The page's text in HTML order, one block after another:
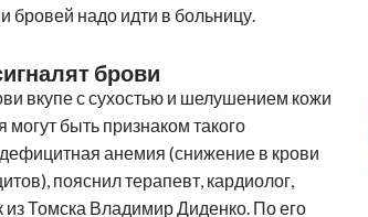
бровей надо идти в больницу.
брови
вкупе с сухостью и шелушением кожи
могут быть признаком такого
анемия (снижение в крови
пояснил терапевт, кардиолог,
из Томска Владимир Диденко. По его